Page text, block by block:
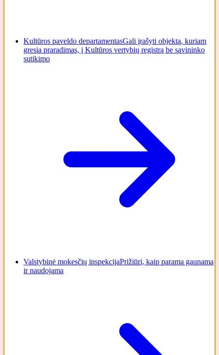
Kultūros paveldo departamentasGali įrašyti objektą, kuriam
gresia praradimas, į Kultūros vertybių registrą be savininko
sutikimo
Valstybinė mokesčių inspekcijaPrižiūri, kaip parama gaunama
ir naudojama